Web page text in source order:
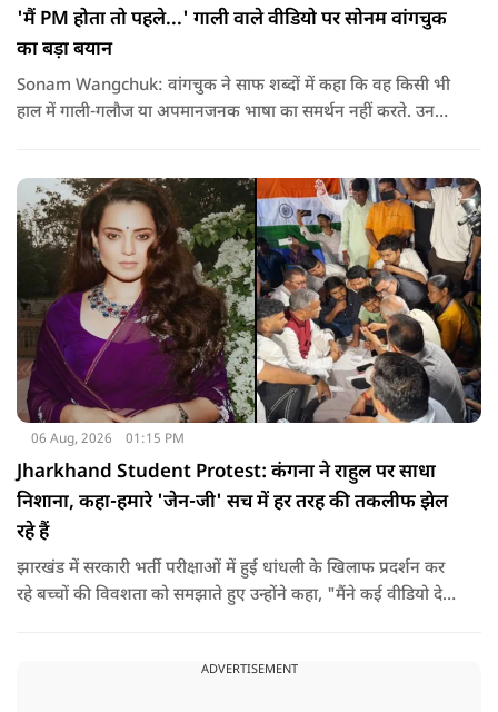
'मैं PM होता तो पहले...' गाली वाले वीडियो पर सोनम वांगचुक
का बड़ा बयान
Sonam Wangchuk: वांगचुक ने साफ शब्दों में कहा कि वह किसी भी
हाल में गाली-गलौज या अपमानजनक भाषा का समर्थन नहीं करते. उनका
06 Aug, 2026 01:15 PM
Jharkhand Student Protest: कंगना ने राहुल पर साधा
निशाना, कहा-हमारे 'जेन-जी' सच में हर तरह की तकलीफ झेल
रहे हैं
झारखंड में सरकारी भर्ती परीक्षाओं में हुई धांधली के खिलाफ प्रदर्शन कर
रहे बच्चों की विवशता को समझाते हुए उन्होंने कहा, "मैंने कई वीडियो देखे
यहां तक गंभीर हैं कि बच्चों के पास ऑनलाइन फूड नहीं जा पा रहा है. ऐसी
ADVERTISEMENT